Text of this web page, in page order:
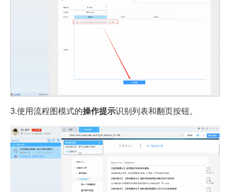
3.使用流程图模式的操作提示识别列表和翻页按钮。